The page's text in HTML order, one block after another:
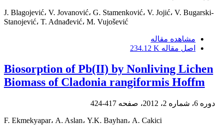
J. Blagojević، V. Jovanović، G. Stamenković، V. Jojić، V. Bugarski-
Stanojević، T. Adnađević، M. Vujošević
مشاهده مقاله
اصل مقاله 234.12 K
Biosorption of Pb(II) by Nonliving Lichen
Biomass of Cladonia rangiformis Hoffm
دوره 6، شماره 2، 2012، صفحه 417-424
F. Ekmekyapar، A. Aslan، Y.K. Bayhan، A. Cakici